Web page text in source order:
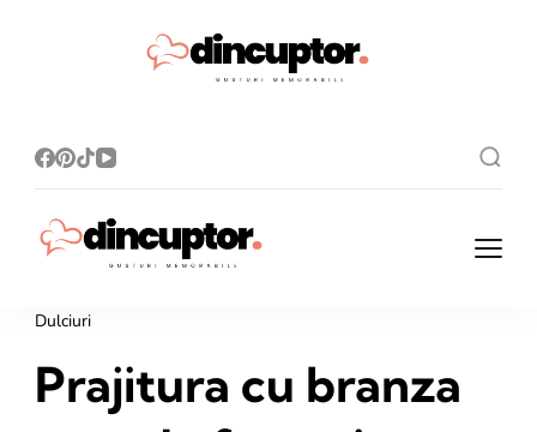
memorabile!
Dincuptor.ro
Rețete simple, gusturi
Dulciuri
Prajitura cu branza